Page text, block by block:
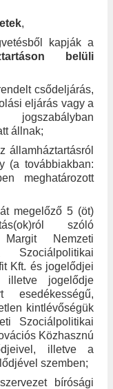
,
kapják a
belüli
csődeljárás,
eljárás vagy a
jogszabályban
állnak;
államháztartásról
(a továbbiakban:
meghatározott
megelőző 5 (öt)
szóló
Nemzeti
Kft. és jogelődjei
illetve jogelődje
esedékességű,
kintlévőségük
Szociálpolitikai
Közhasznú
illetve a
szemben;
bírósági